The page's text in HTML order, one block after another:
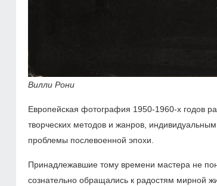
Вилли Рони
Европейская фотография 1950-1960-х годов
творческих методов и жанров,
проблемы послевоенной эпохи.
Принадлежавшие тому времени мастера не
сознательно обращались к радостям мирной